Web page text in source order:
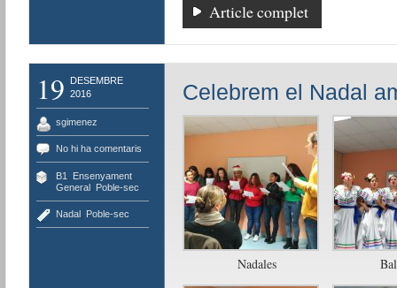
Article complet
19
DESEMBRE
2016
sgimenez
No hi ha comentaris
B1 Ensenyament,
General, Poble-sec
Nadal, Poble-sec
Celebrem el Nadal
Nadales